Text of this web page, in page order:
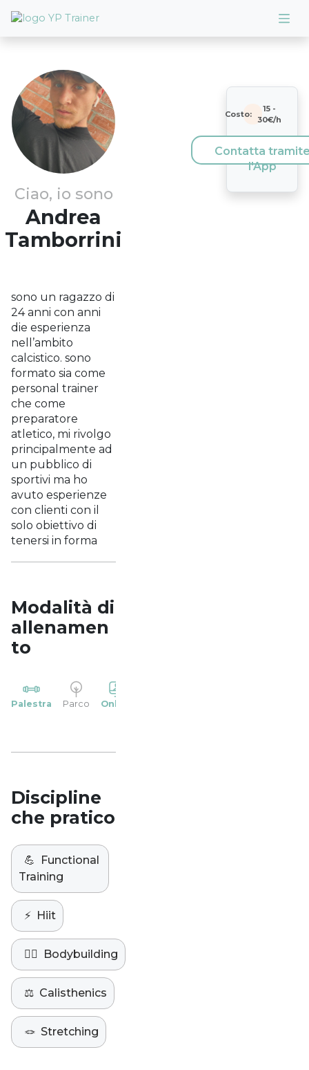
Ciao, io sono
Andrea
Tamborrini
sono un ragazzo di
24 anni con anni
die esperienza
nell’ambito
calcistico. sono
formato sia come
personal trainer
che come
preparatore
atletico, mi rivolgo
principalmente ad
un pubblico di
sportivi ma ho
avuto esperienze
con clienti con il
solo obiettivo di
tenersi in forma
Modalità di
allenamen
to
Palestra Parco Online
Discipline
che pratico
💪
Functional
Training
⚡️ Hiit
🏋️‍♀️ Bodybuilding
⚖️ Calisthenics
🪢 Stretching
Costo:
15-
30€/h
Contatta
l'App